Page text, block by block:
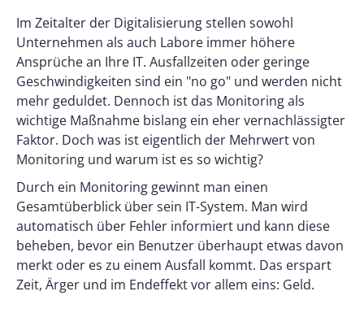
Im Zeitalter der Digitalisierung stellen sowohl
Unternehmen als auch Labore immer höhere
Ansprüche an Ihre IT. Ausfallzeiten oder geringe
Geschwindigkeiten sind ein "no go" und werden nicht
mehr geduldet. Dennoch ist das Monitoring als
wichtige Maßnahme bislang ein eher vernachlässigter
Faktor. Doch was ist eigentlich der Mehrwert von
Monitoring und warum ist es so wichtig?
Durch ein Monitoring gewinnt man einen
Gesamtüberblick über sein IT-System. Man wird
automatisch über Fehler informiert und kann diese
beheben, bevor ein Benutzer überhaupt etwas davon
merkt oder es zu einem Ausfall kommt. Das erspart
Zeit, Ärger und im Endeffekt vor allem eins: Geld.